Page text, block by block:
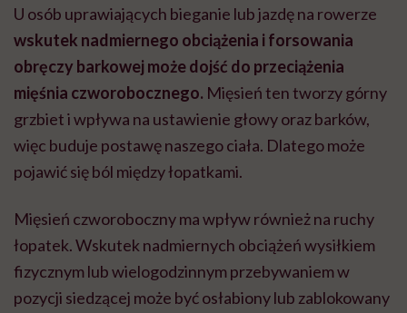
U osób uprawiających bieganie lub jazdę na rowerze
wskutek nadmiernego obciążenia i forsowania
obręczy barkowej może dojść do przeciążenia
mięśnia czworobocznego. Mięsień ten tworzy górny
grzbiet i wpływa na ustawienie głowy oraz barków,
więc buduje postawę naszego ciała. Dlatego może
pojawić się ból między łopatkami.
Mięsień czworoboczny ma wpływ również na ruchy
łopatek. Wskutek nadmiernych obciążeń wysiłkiem
fizycznym lub wielogodzinnym przebywaniem w
pozycji siedzącej może być osłabiony lub zablokowany